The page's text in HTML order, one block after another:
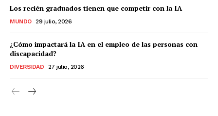
Los recién graduados tienen que competir con la IA
MUNDO 29 julio, 2026
¿Cómo impactará la IA en el empleo de las personas con
discapacidad?
DIVERSIDAD 27 julio, 2026